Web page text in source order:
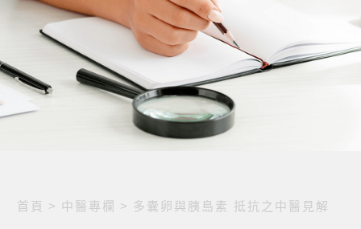
首頁 > 中醫專欄 > 多囊卵與胰島素 抵抗之中醫見解